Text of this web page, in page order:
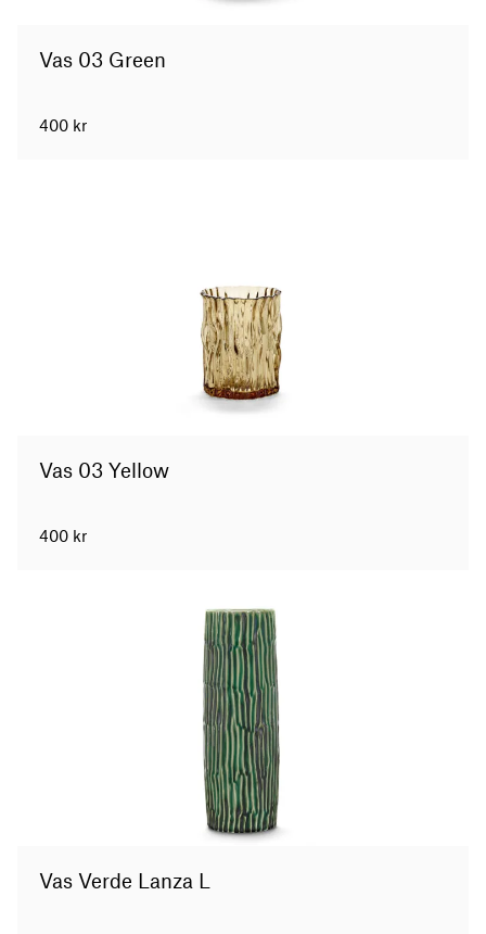
Vas 03 Green
400 kr
Vas 03 Yellow
400 kr
Vas Verde Lanza L